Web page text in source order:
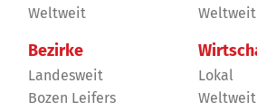
Weltweit
Bezirke
Landesweit
Bozen Leifers
Weltweit
Lokal
Weltweit